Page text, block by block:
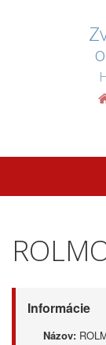
Informácie
Názov: